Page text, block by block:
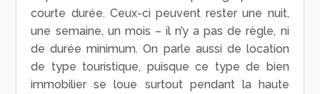
courte durée. Ceux-ci peuvent rester une nuit,
une semaine, un mois – il n’y a pas de règle, ni
de durée minimum. On parle aussi de location
de type touristique, puisque ce type de bien
immobilier se loue surtout pendant la haute